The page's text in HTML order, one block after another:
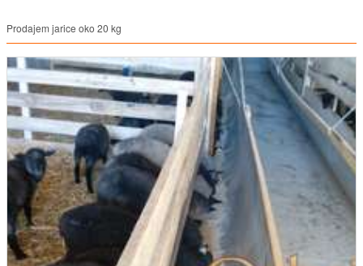
Prodajem jarice oko 20 kg